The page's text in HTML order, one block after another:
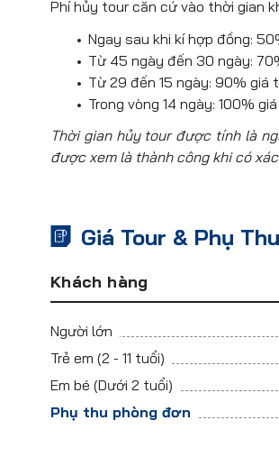
Phí hủy tour căn cứ vào thời gian
Ngay sau khi kí hợp đồng:
Từ 45 ngày đến 30 ngày:
Từ 29 đến 15 ngày: 90% giá
Trong vòng 14 ngày: 100%
Thời gian hủy tour được tính là
được xem là thành công khi có
Giá Tour & Phụ
Khách hàng
Người lớn
Trẻ em (2 - 11 tuổi)
Em bé (Dưới 2 tuổi)
Phụ thu phòng đơn